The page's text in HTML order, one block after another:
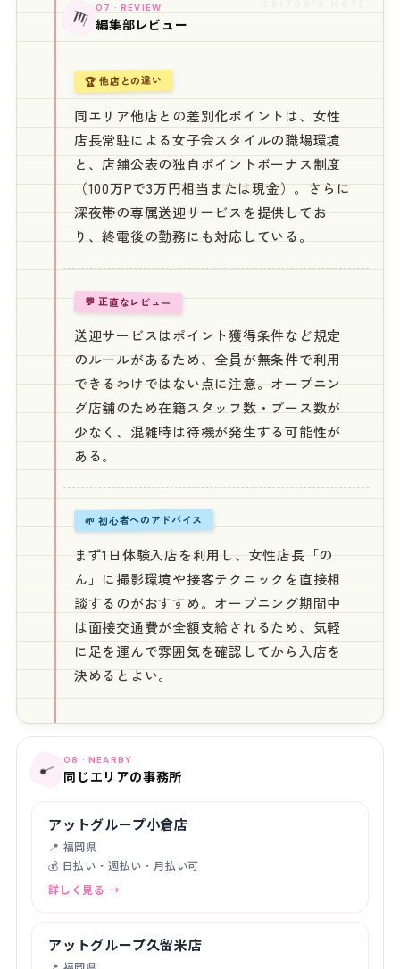
📊 07 · REVIEW
編集部レビュー
🏆 他店との違い
同エリア他店との差別化ポイントは、女性
店長常駐による女子会スタイルの職場環境
と、店舗公表の独自ポイントボーナス制度
（100万Pで3万円相当または現金）。さらに
深夜帯の専属送迎サービスを提供してお
り、終電後の勤務にも対応している。
💬 正直なレビュー
送迎サービスはポイント獲得条件など規定
のルールがあるため、全員が無条件で利用
できるわけではない点に注意。オープニン
グ店舗のため在籍スタッフ数・ブース数が
少なく、混雑時は待機が発生する可能性が
ある。
🌱 初心者へのアドバイス
まず1日体験入店を利用し、女性店長「の
ん」に撮影環境や接客テクニックを直接相
談するのがおすすめ。オープニング期間中
は面接交通費が全額支給されるため、気軽
に足を運んで雰囲気を確認してから入店を
決めるとよい。
📍 08 · NEARBY
同じエリアの事務所
アットグループ小倉店
📍 福岡県
💰 日払い・週払い・月払い可
詳しく見る →
アットグループ久留米店